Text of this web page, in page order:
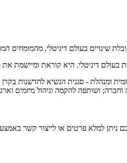
שינויים בעולם דיגיטלי, מהמומחים
בעולם דיגיטלי. היא קוראת
ומנהלת - סגנית הנשיא לחדשנות
ושותפה להקמה וניהול מיזמים
ניתן למלא פרטים או לייצור קשר